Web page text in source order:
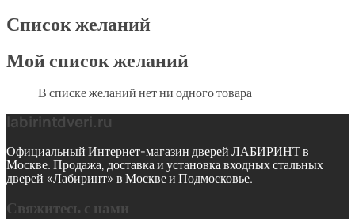
Список желаний
Мой список желаний
В списке желаний нет ни одного товара
labirintdveri.ru
Официальный Интернет-магазин дверей ЛАБИРИНТ в
Москве. Продажа, доставка и установка входных стальных
дверей «Лабиринт» в Москве и Подмосковье.
Свяжитесь с нами